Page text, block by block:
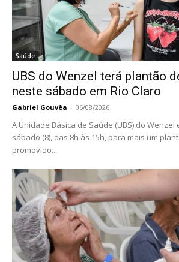
Saúde
UBS do Wenzel terá plantão
neste sábado em Rio Claro
Gabriel Gouvêa - 06/08/2026
A Unidade Básica de Saúde (UBS) do
sábado (8), das 8h às 15h, para mais um
promovido...